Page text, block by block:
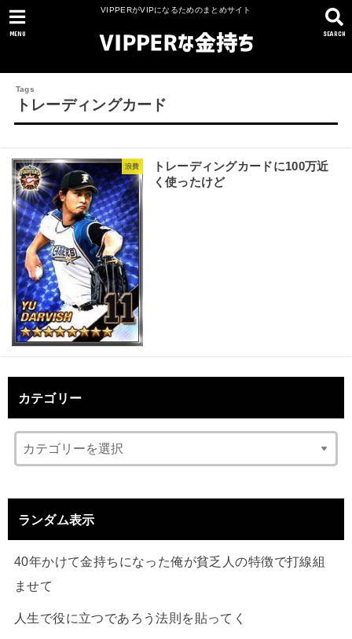
VIPPERがVIPになるためのまとめサイト
SEARCH
MENU
トレーディングカード
浪費
トレーディングカードに100万近
く使ったけど
カテゴリー
ランダム表示
40年かけて金持ちになった俺が貧乏人の特徴で打線組
ませて
人生で役に立つであろう法則を貼ってく